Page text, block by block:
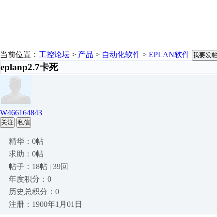
当前位置： 工控论坛 > 产品 > 自动化软件 > EPLAN软件 我要发
eplanp2.7卡死
W466164843
关注 私信
精华：0帖
求助：0帖
帖子：18帖 | 39回
年度积分：0
历史总积分：0
注册：1900年1月01日